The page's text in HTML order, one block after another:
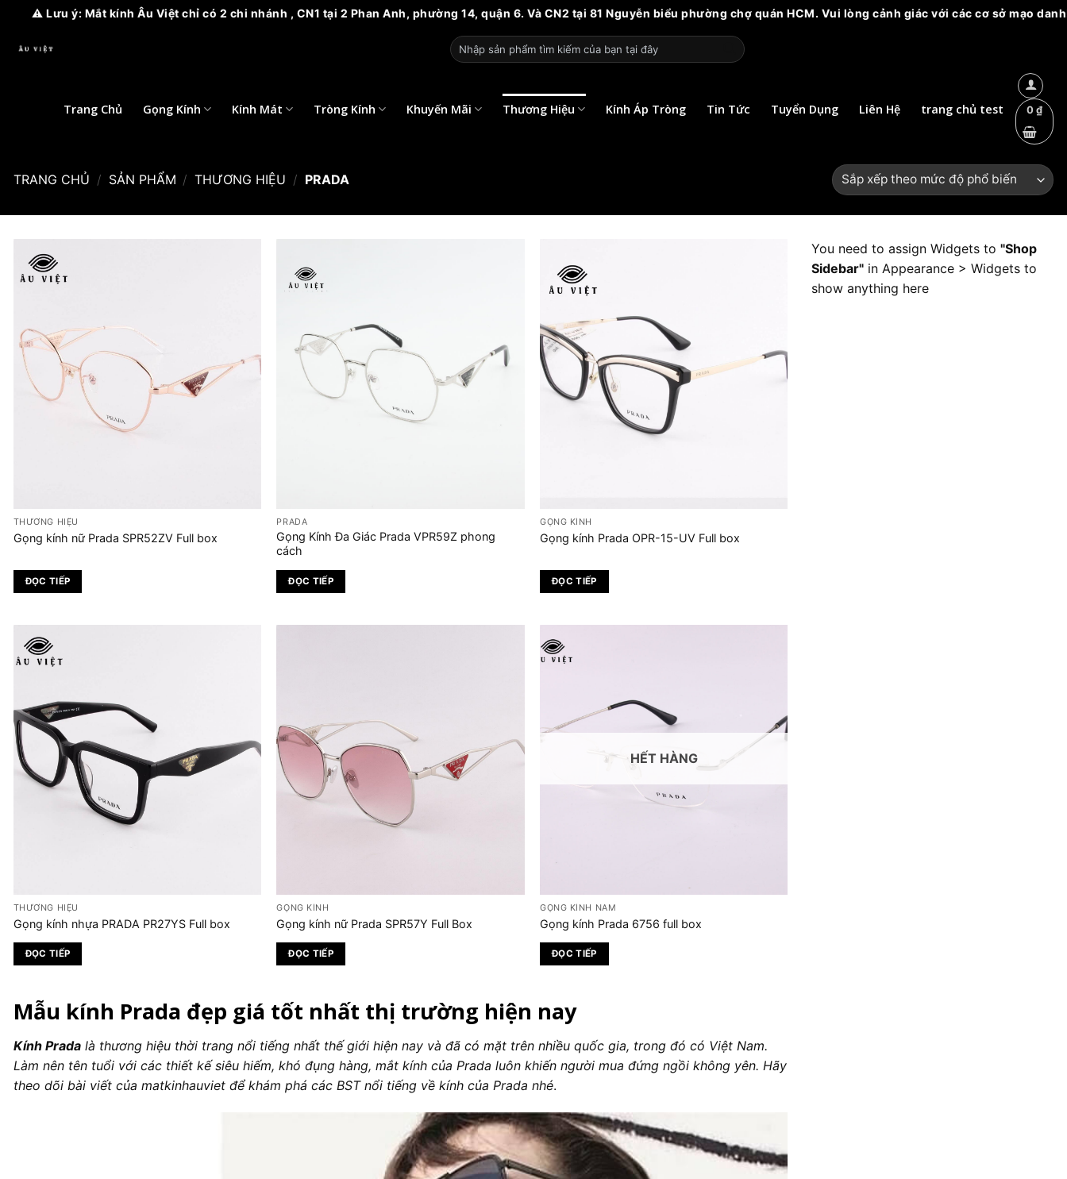
ý: Mắt kính Âu Việt chỉ có 2 chi nhánh , CN1 tại 2 Phan Anh, phường 14, quận 6. Và CN2 tại 81 Nguyễn biểu phường chợ quán HCM. Vui lòng cảnh giác với các cơ sở mạo danh!
qua
Tìm
kiếm:
Trang Chủ Gọng Kính Kính Mát Tròng Kính Khuyến Mãi Thương Hiệu Kính Áp Tròng Tin Tức Tuyển Dụng Liên Hệ trang chủ test 0₫
TRANG CHỦ / SẢN PHẨM / THƯƠNG HIỆU / PRADA
THƯƠNG HIỆU
Gọng kính nữ Prada SPR52ZV Full box
ĐỌC TIẾP
PRADA
Gọng Kính Đa Giác Prada VPR59Z phong
cách
ĐỌC TIẾP
GỌNG KÍNH
Gọng kính Prada OPR-15-UV Full box
ĐỌC TIẾP
THƯƠNG HIỆU
Gọng kính nhựa PRADA PR27YS Full box
ĐỌC TIẾP
GỌNG KÍNH
Gọng kính nữ Prada SPR57Y Full Box
ĐỌC TIẾP
HẾT HÀNG
GỌNG KÍNH NAM
Gọng kính Prada 6756 full box
ĐỌC TIẾP
Mẫu kính Prada đẹp giá tốt nhất thị trường hiện nay
Kính Prada là thương hiệu thời trang nổi tiếng nhất thế giới hiện nay và đã có mặt trên nhiều quốc gia, trong đó có Việt Nam.
Làm nên tên tuổi với các thiết kế siêu hiếm, khó đụng hàng, mắt kính của Prada luôn khiến người mua đứng ngồi không yên. Hãy
theo dõi bài viết của matkinhauviet để khám phá các BST nổi tiếng về kính của Prada nhé.
You need to assign Widgets to "Shop
Sidebar" in Appearance > Widgets to
show anything here